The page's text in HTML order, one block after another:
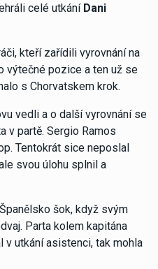
celé utkání Dani
kteří zařídili vyrovnání na
výtečné pozice a ten už se
s Chorvatskem krok.
vedli a o další vyrovnání se
v partě. Sergio Ramos
Tentokrát sice neposlal
svou úlohu splnil a
šok, když svým
Parta kolem kapitána
v utkání asistenci, tak mohla